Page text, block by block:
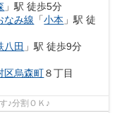
」駅 徒歩5分
なみ線 「小本 」駅 徒
八田 」駅 徒歩9分
区烏森町８丁目
♪分割ＯＫ♪